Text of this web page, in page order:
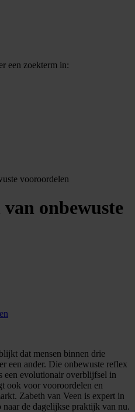
een zoekterm in:
vooroordelen
onbewuste
dat mensen binnen drie
een ander. Die onbewuste reflex
een evolutionair overblijfsel in
ook voor vooroordelen en
Zabeth van Veen is expert in
naar de dagelijkse praktijk van nu.